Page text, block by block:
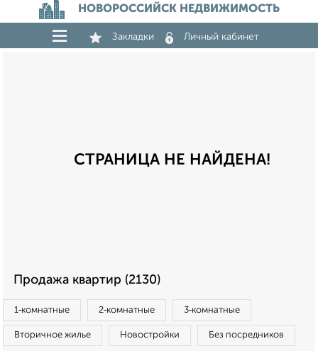
НОВОРОССИЙСК НЕДВИЖИМОСТЬ
Закладки Личный кабинет
СТРАНИЦА НЕ НАЙДЕНА!
Продажа квартир (2130)
1‑комнатные 2‑комнатные 3‑комнатные
Вторичное жилье Новостройки Без посредников